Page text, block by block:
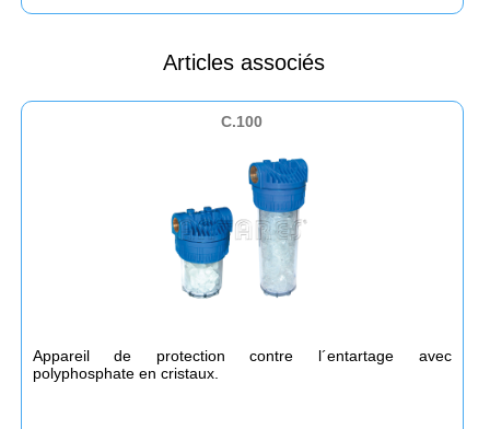
Articles associés
C.100
Appareil de protection contre l´entartage avec
polyphosphate en cristaux.